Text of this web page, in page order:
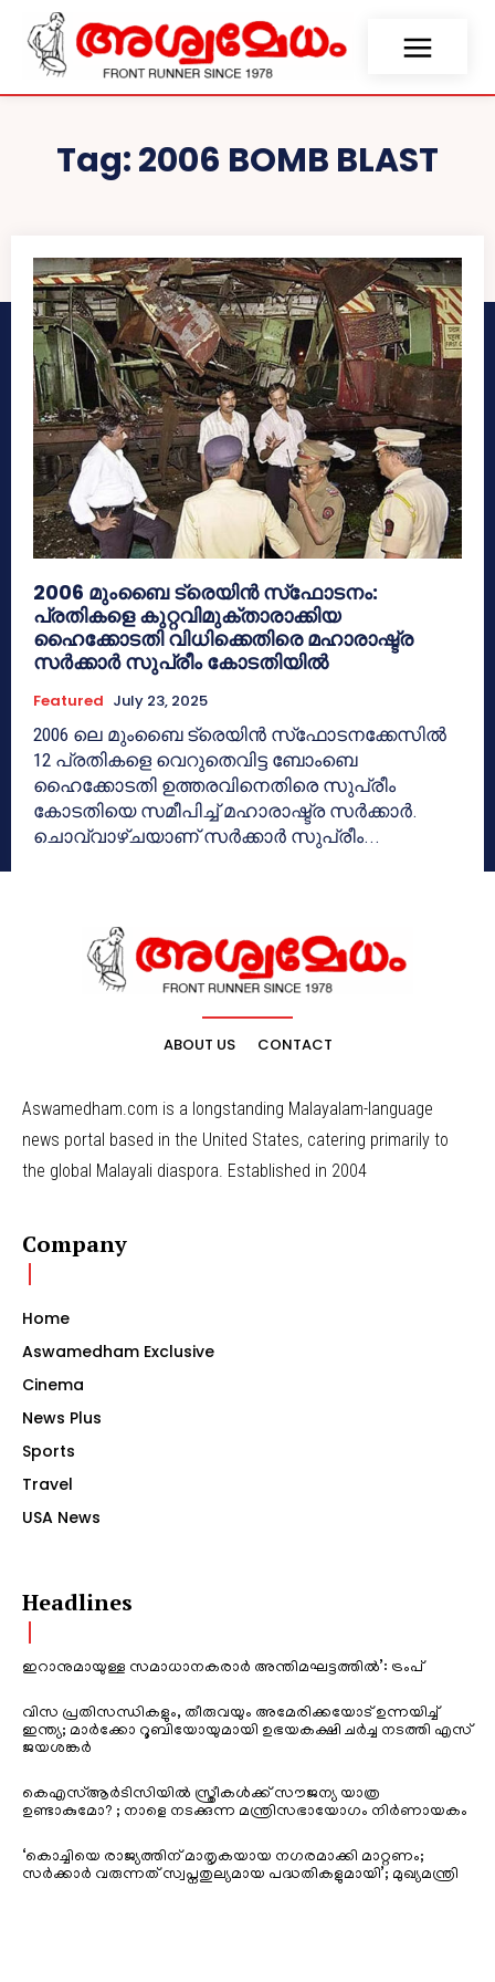
Tag:2006 BOMB BLAST
2006 മുംബൈ ട്രെയിന്‍ സ്‌ഫോടനം:
പ്രതികളെ കുറ്റവിമുക്താരാക്കിയ
ഹൈക്കോടതി വിധിക്കെതിരെ മഹാരാഷ്ട്ര
സര്‍ക്കാര്‍ സുപ്രീം കോടതിയില്‍
Featured July 23, 2025
2006 ലെ മുംബൈ ട്രെയിന്‍ സ്‌ഫോടനക്കേസില്‍
12 പ്രതികളെ വെറുതെവിട്ട ബോംബെ
ഹൈക്കോടതി ഉത്തരവിനെതിരെ സുപ്രീം
കോടതിയെ സമീപിച്ച് മഹാരാഷ്ട്ര സര്‍ക്കാര്‍.
ചൊവ്വാഴ്ചയാണ് സര്‍ക്കാര്‍ സുപ്രീം...
ABOUT US CONTACT
Aswamedham.com is a longstanding Malayalam-language
news portal based in the United States, catering primarily to
the global Malayali diaspora. Established in 2004
Company
Home
Aswamedham Exclusive
Cinema
News Plus
Sports
Travel
USA News
Headlines
ഇറാനുമായുള്ള സമാധാനകരാർ അന്തിമഘട്ടത്തിൽ‌’: ട്രംപ്
വിസ പ്രതിസന്ധികളും, തീരുവയും അമേരിക്കയോട് ഉന്നയിച്ച്
ഇന്ത്യ; മാർക്കോ റൂബിയോയുമായി ഉഭയകക്ഷി ചർച്ച നടത്തി എസ്
ജയശങ്കർ
കെഎസ്ആർടിസിയിൽ സ്ത്രീകൾക്ക് സൗജന്യ യാത്ര
ഉണ്ടാകുമോ? ; നാളെ നടക്കുന്ന മന്ത്രിസഭായോഗം നിർണായകം
‘കൊച്ചിയെ രാജ്യത്തിന് മാതൃകയായ നഗരമാക്കി മാറ്റണം;
സർക്കാർ വരുന്നത് സ്വപ്നതുല്യമായ പദ്ധതികളുമായി’; മുഖ്യമന്ത്രി